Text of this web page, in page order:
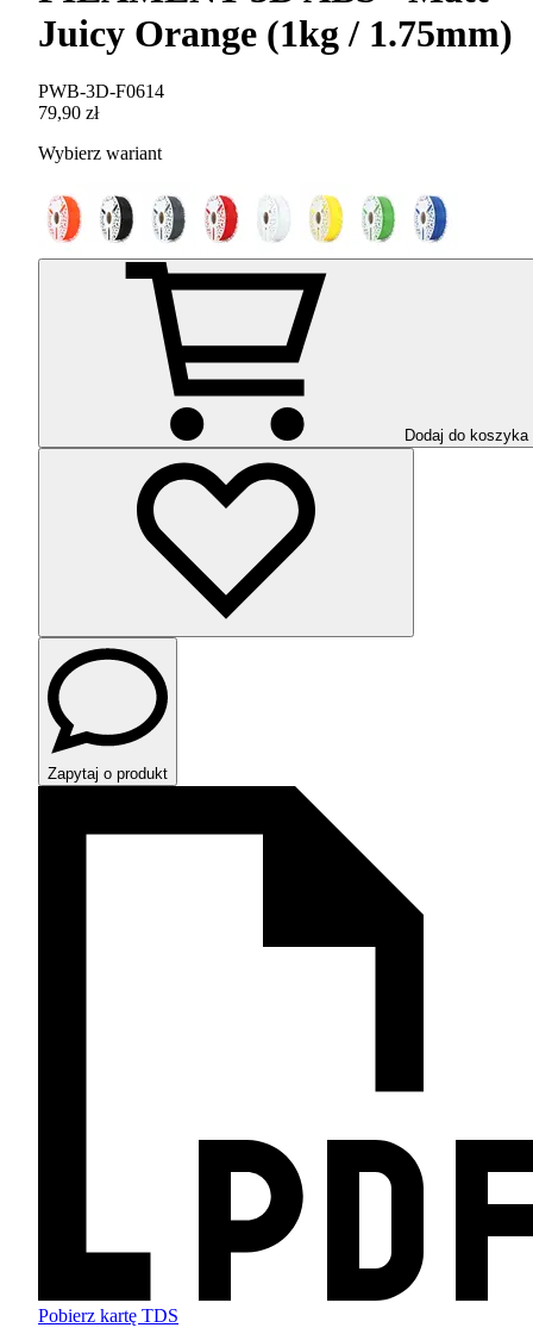
Juicy Orange (1kg / 1.75mm)
PWB-3D-F0614
79,90 zł
Wybierz wariant
Dodaj do koszyka
Zapytaj o produkt
Pobierz kartę TDS